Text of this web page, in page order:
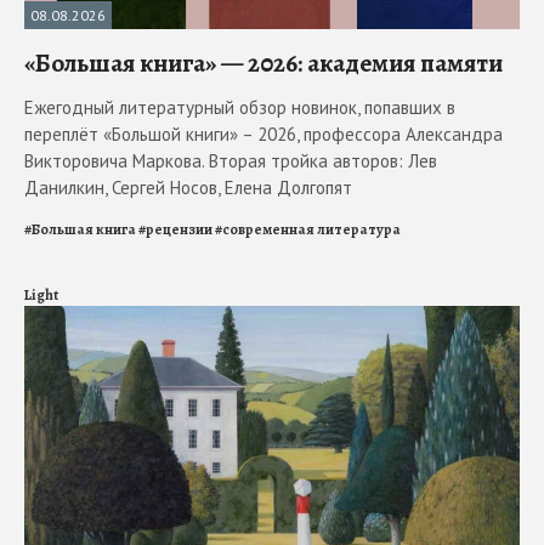
08.08.2026
«Большая книга» — 2026: академия памяти
Ежегодный литературный обзор новинок, попавших в
переплёт «Большой книги» – 2026, профессора Александра
Викторовича Маркова. Вторая тройка авторов: Лев
Данилкин, Сергей Носов, Елена Долгопят
#Большая книга#рецензии#современная литература
Light